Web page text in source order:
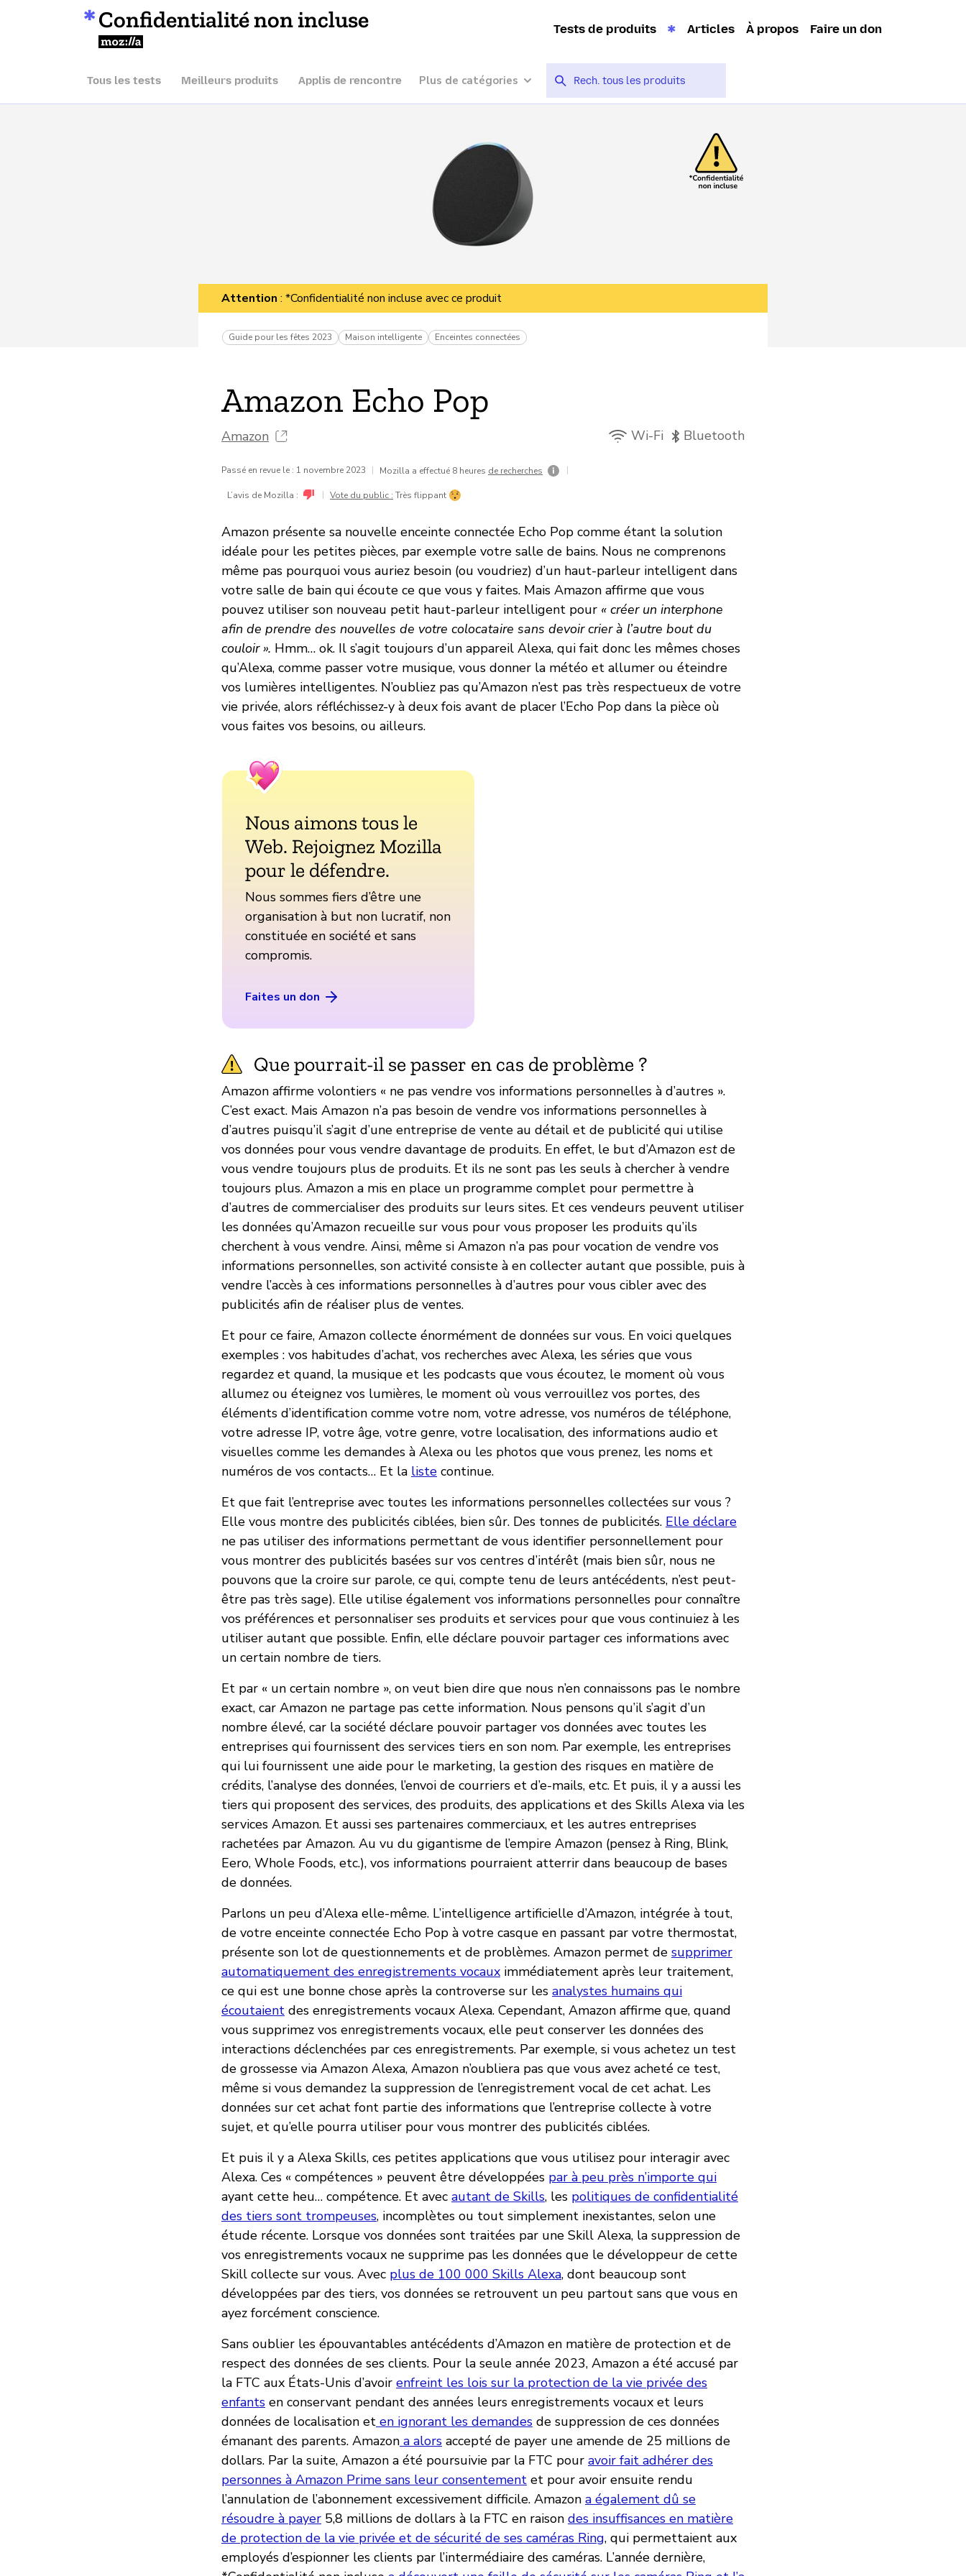
Confidentialité non incluse
Mozilla
Tests de produits Articles À propos Faire un don
Tous les tests Meilleurs produits Applis de rencontre Plus de catégories
Attention : *Confidentialité non incluse avec ce produit
Guide pour les fêtes 2023 Maison intelligente Enceintes connectées
Amazon Echo Pop
Amazon Wi-Fi Bluetooth
Passé en revue le : 1 novembre 2023 | Mozilla a effectué 8 heures de recherches |
L’avis de Mozilla : | Vote du public : Très flippant
Amazon présente sa nouvelle enceinte connectée Echo Pop comme étant la solution
idéale pour les petites pièces, par exemple votre salle de bains. Nous ne comprenons
même pas pourquoi vous auriez besoin (ou voudriez) d’un haut-parleur intelligent dans
votre salle de bain qui écoute ce que vous y faites. Mais Amazon affirme que vous
pouvez utiliser son nouveau petit haut-parleur intelligent pour « créer un interphone
afin de prendre des nouvelles de votre colocataire sans devoir crier à l’autre bout du
couloir ». Hmm… ok. Il s’agit toujours d’un appareil Alexa, qui fait donc les mêmes choses
qu’Alexa, comme passer votre musique, vous donner la météo et allumer ou éteindre
vos lumières intelligentes. N’oubliez pas qu’Amazon n’est pas très respectueux de votre
vie privée, alors réfléchissez-y à deux fois avant de placer l’Echo Pop dans la pièce où
vous faites vos besoins, ou ailleurs.
Nous aimons tous le
Web. Rejoignez Mozilla
pour le défendre.
Nous sommes fiers d’être une
organisation à but non lucratif, non
constituée en société et sans
compromis.
Faites un don
Que pourrait-il se passer en cas de problème ?
Amazon affirme volontiers « ne pas vendre vos informations personnelles à d’autres ».
C’est exact. Mais Amazon n’a pas besoin de vendre vos informations personnelles à
d’autres puisqu’il s’agit d’une entreprise de vente au détail et de publicité qui utilise
vos données pour vous vendre davantage de produits. En effet, le but d’Amazon estde
vous vendre toujours plus de produits. Et ils ne sont pas les seuls à chercher à vendre
toujours plus. Amazon a mis en place un programme complet pour permettre à
d’autres de commercialiser des produits sur leurs sites. Et ces vendeurs peuvent utiliser
les données qu’Amazon recueille sur vous pour vous proposer les produits qu’ils
cherchent à vous vendre. Ainsi, même si Amazon n’a pas pour vocation de vendre vos
informations personnelles, son activité consiste à en collecter autant que possible, puis à
vendre l’accès à ces informations personnelles à d’autres pour vous cibler avec des
publicités afin de réaliser plus de ventes.
Et pour ce faire, Amazon collecte énormément de données sur vous. En voici quelques
exemples : vos habitudes d’achat, vos recherches avec Alexa, les séries que vous
regardez et quand, la musique et les podcasts que vous écoutez, le moment où vous
allumez ou éteignez vos lumières, le moment où vous verrouillez vos portes, des
éléments d’identification comme votre nom, votre adresse, vos numéros de téléphone,
votre adresse IP, votre âge, votre genre, votre localisation, des informations audio et
visuelles comme les demandes à Alexa ou les photos que vous prenez, les noms et
numéros de vos contacts… Et la liste continue.
Et que fait l’entreprise avec toutes les informations personnelles collectées sur vous ?
Elle vous montre des publicités ciblées, bien sûr. Des tonnes de publicités. Elle déclare
ne pas utiliser des informations permettant de vous identifier personnellement pour
vous montrer des publicités basées sur vos centres d’intérêt (mais bien sûr, nous ne
pouvons que la croire sur parole, ce qui, compte tenu de leurs antécédents, n’est peut-
être pas très sage). Elle utilise également vos informations personnelles pour connaître
vos préférences et personnaliser ses produits et services pour que vous continuiez à les
utiliser autant que possible. Enfin, elle déclare pouvoir partager ces informations avec
un certain nombre de tiers.
Et par « un certain nombre », on veut bien dire que nous n’en connaissons pas le nombre
exact, car Amazon ne partage pas cette information. Nous pensons qu’il s’agit d’un
nombre élevé, car la société déclare pouvoir partager vos données avec toutes les
entreprises qui fournissent des services tiers en son nom. Par exemple, les entreprises
qui lui fournissent une aide pour le marketing, la gestion des risques en matière de
crédits, l’analyse des données, l’envoi de courriers et d’e-mails, etc. Et puis, il y a aussi les
tiers qui proposent des services, des produits, des applications et des Skills Alexa via les
services Amazon. Et aussi ses partenaires commerciaux, et les autres entreprises
rachetées par Amazon. Au vu du gigantisme de l’empire Amazon (pensez à Ring, Blink,
Eero, Whole Foods, etc.), vos informations pourraient atterrir dans beaucoup de bases
de données.
Parlons un peu d’Alexa elle-même. L’intelligence artificielle d’Amazon, intégrée à tout,
de votre enceinte connectée Echo Pop à votre casque en passant par votre thermostat,
présente son lot de questionnements et de problèmes. Amazon permet de supprimer
automatiquement des enregistrements vocaux immédiatement après leur traitement,
ce qui est une bonne chose après la controverse sur les analystes humains qui
écoutaient des enregistrements vocaux Alexa. Cependant, Amazon affirme que, quand
vous supprimez vos enregistrements vocaux, elle peut conserver les données des
interactions déclenchées par ces enregistrements. Par exemple, si vous achetez un test
de grossesse via Amazon Alexa, Amazon n’oubliera pas que vous avez acheté ce test,
même si vous demandez la suppression de l’enregistrement vocal de cet achat. Les
données sur cet achat font partie des informations que l’entreprise collecte à votre
sujet, et qu’elle pourra utiliser pour vous montrer des publicités ciblées.
Et puis il y a Alexa Skills, ces petites applications que vous utilisez pour interagir avec
Alexa. Ces « compétences » peuvent être développées par à peu près n’importe qui
ayant cette heu… compétence. Et avec autant de Skills, les politiques de confidentialité
des tiers sont trompeuses, incomplètes ou tout simplement inexistantes, selon une
étude récente. Lorsque vos données sont traitées par une Skill Alexa, la suppression de
vos enregistrements vocaux ne supprime pas les données que le développeur de cette
Skill collecte sur vous. Avec plus de 100 000 Skills Alexa, dont beaucoup sont
développées par des tiers, vos données se retrouvent un peu partout sans que vous en
ayez forcément conscience.
Sans oublier les épouvantables antécédents d’Amazon en matière de protection et de
respect des données de ses clients. Pour la seule année 2023, Amazon a été accusé par
la FTC aux États-Unis d’avoir enfreint les lois sur la protection de la vie privée des
enfants en conservant pendant des années leurs enregistrements vocaux et leurs
données de localisation et en ignorant les demandes de suppression de ces données
émanant des parents. Amazon a alors accepté de payer une amende de 25 millions de
dollars. Par la suite, Amazon a été poursuivie par la FTC pour avoir fait adhérer des
personnes à Amazon Prime sans leur consentement et pour avoir ensuite rendu
l’annulation de l’abonnement excessivement difficile. Amazon a également dû se
résoudre à payer 5,8 millions de dollars à la FTC en raison des insuffisances en matière
de protection de la vie privée et de sécurité de ses caméras Ring, qui permettaient aux
employés d’espionner les clients par l’intermédiaire des caméras. L’année dernière,